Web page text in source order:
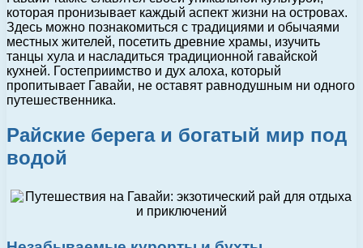
которая пронизывает каждый аспект жизни на островах.
Здесь можно познакомиться с традициями и обычаями
местных жителей, посетить древние храмы, изучить
танцы хула и насладиться традиционной гавайской
кухней. Гостеприимство и дух алоха, который
пропитывает Гавайи, не оставят равнодушным ни одного
путешественника.
Райские берега и богатый мир под
водой